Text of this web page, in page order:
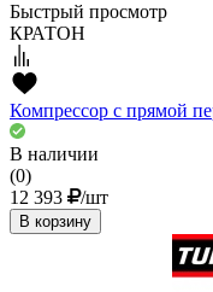
Быстрый просмотр
КРАТОН
Компрессор с прямой
В наличии
(0)
12 393
/шт
В корзину